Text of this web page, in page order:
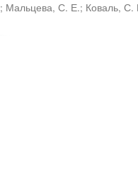
; Мальцева, С. Е.; Коваль, С.